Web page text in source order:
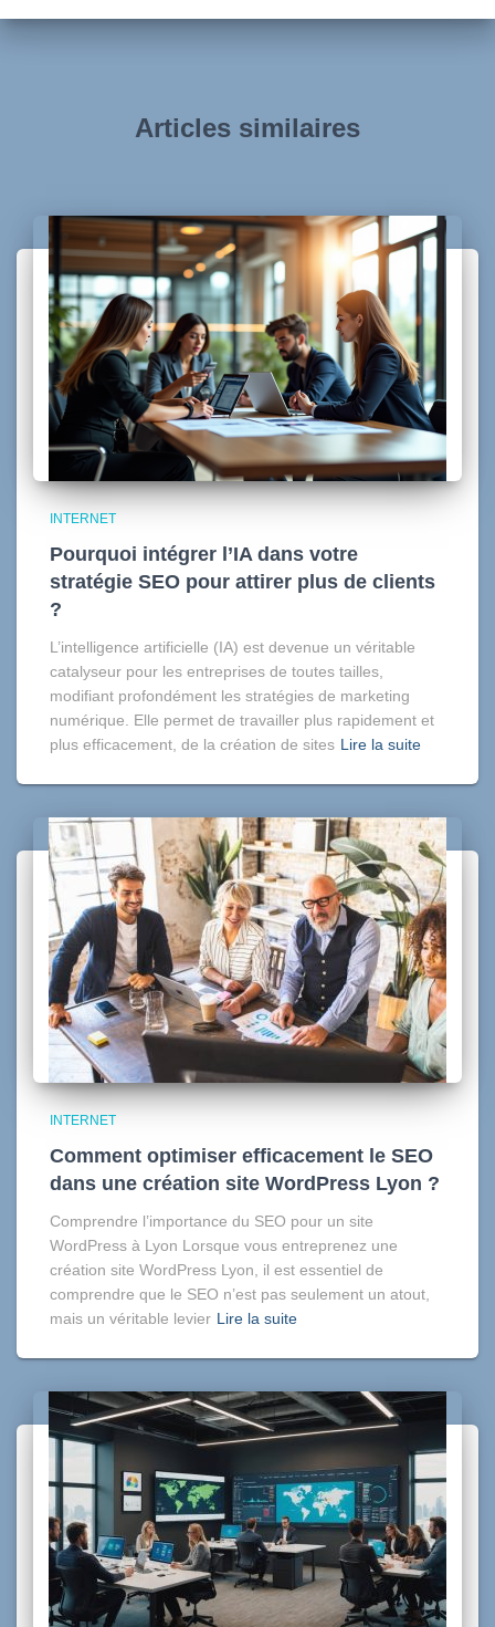
Articles similaires
INTERNET
Pourquoi intégrer l’IA dans votre
stratégie SEO pour attirer plus de clients
?
L’intelligence artificielle (IA) est devenue un véritable
catalyseur pour les entreprises de toutes tailles,
modifiant profondément les stratégies de marketing
numérique. Elle permet de travailler plus rapidement et
plus efficacement, de la création de sites Lire la suite
INTERNET
Comment optimiser efficacement le SEO
dans une création site WordPress Lyon ?
Comprendre l’importance du SEO pour un site
WordPress à Lyon Lorsque vous entreprenez une
création site WordPress Lyon, il est essentiel de
comprendre que le SEO n’est pas seulement un atout,
mais un véritable levier Lire la suite